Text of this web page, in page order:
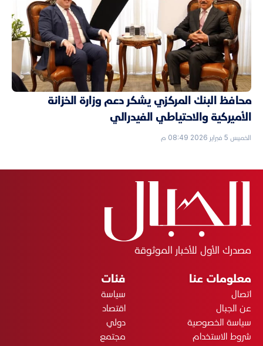
محافظ البنك المركزي يشكر دعم وزارة الخزانة
الأميركية والاحتياطي الفيدرالي
الخميس 5 فبراير 2026 08:49 م
مصدرك الأول للأخبار الموثوقة
معلومات عنا
اتصال
عن الجبال
سياسة الخصوصية
شروط الاستخدام
فئات
سياسة
اقتصاد
دولي
مجتمع